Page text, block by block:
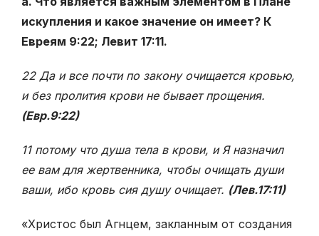
искупления и какое значение он имеет? К
Евреям 9:22; Левит 17:11.
22 Да и все почти по закону очищается кровью,
и без пролития крови не бывает прощения.
(Евр.9:22)
11 потому что душа тела в крови, и Я назначил
ее вам для жертвенника, чтобы очищать души
ваши, ибо кровь сия душу очищает. (Лев.17:11)
«Христос был Агнцем, закланным от создания